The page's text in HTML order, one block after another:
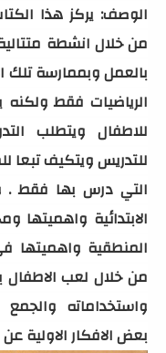
الوصف: يركز هذا
من خلال انشطة
بالعمل وبممارسة تلك
الرياضيات فقط
للاطفال ويتطلب
للتدريس ويتكيف تبعا
التي درس بها فقط .
الابتدائية واهميتها
المنطقية واهميتها
من خلال لعب الاطفال
واستخداماته
بعض الافكار الاولية